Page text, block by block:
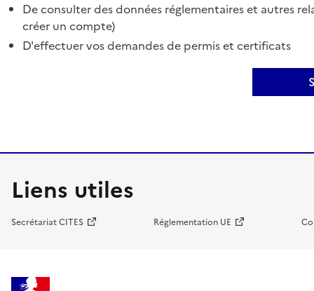
De consulter des données réglementaires et autres
créer un compte)
D'effectuer vos demandes de permis et certificats
Liens utiles
Secrétariat CITES Réglementation UE